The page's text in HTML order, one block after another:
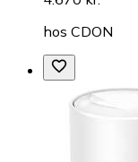
hos CDON